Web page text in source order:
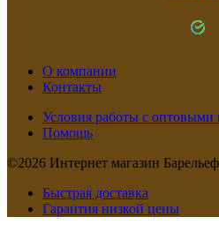
О компании
Контакты
Условия работы с оптовыми
Помощь
©2026 Интернет магазин
Быстрая доставка
Гарантия низкой цены